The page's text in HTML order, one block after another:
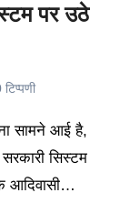
पर उठे
टिप्पणी
सिस्टम
आदिवासी…